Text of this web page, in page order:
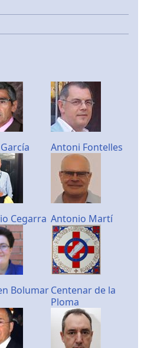
Antoni Fontelles
Cegarra Antonio Martí
BolumarCentenar de la
Ploma